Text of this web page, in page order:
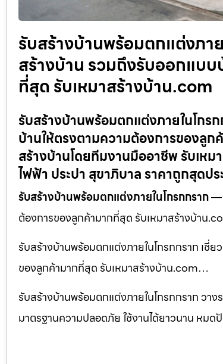
รับสร้างบ้านพร้อมตกแต่งภา
สร้างบ้าน รวมถึงรับออกแบ
ที่สุด รับเหมาสร้างบ้าน.com
รับสร้างบ้านพร้อมตกแต่งภายในโกร
บ้านให้ตรงตามความต้องการของลูก
สร้างบ้านโดยทีมงานมืออาชีพ รับเห
ไฟฟ้า ประปา สุขาภิบาล ราคาถูกสุดป
รับสร้างบ้านพร้อมตกแต่งภายในโกรกกราก—
ต้องการของลูกค้ามากที่สุด รับเหมาสร้างบ้าน
รับสร้างบ้านพร้อมตกแต่งภายในโกรกกราก เชี่
ของลูกค้ามากที่สุด รับเหมาสร้างบ้าน.com…
รับสร้างบ้านพร้อมตกแต่งภายในโกรกกราก วาง
มาตรฐานความปลอดภัย ใช้งานได้ยาวนาน หม